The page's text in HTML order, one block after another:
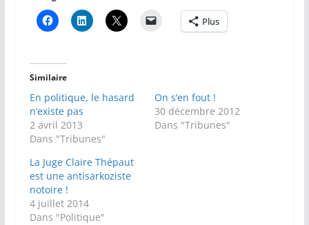
Plus
Similaire
En politique, le hasard
n’existe pas
2 avril 2013
Dans "Tribunes"
On s’en fout !
30 décembre 2012
Dans "Tribunes"
La Juge Claire Thépaut
est une antisarkoziste
notoire !
4 juillet 2014
Dans "Politique"